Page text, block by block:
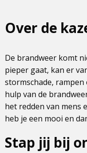
Over de
De brandweer komt
pieper gaat, kan er
stormschade,
hulp van de
het redden van mens
heb je een mooi en
Stap jij bij